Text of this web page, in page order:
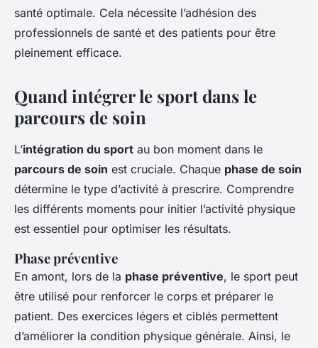
santé optimale. Cela nécessite l’adhésion des
professionnels de santé et des patients pour être
pleinement efficace.
Quand intégrer le sport dans le
parcours de soin
L’intégration du sport au bon moment dans le
parcours de soin est cruciale. Chaque phase de soin
détermine le type d’activité à prescrire. Comprendre
les différents moments pour initier l’activité physique
est essentiel pour optimiser les résultats.
Phase préventive
En amont, lors de la phase préventive, le sport peut
être utilisé pour renforcer le corps et préparer le
patient. Des exercices légers et ciblés permettent
d’améliorer la condition physique générale. Ainsi, le